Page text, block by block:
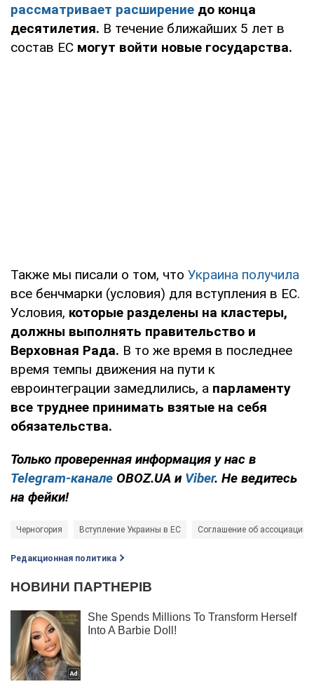
рассматривает расширение до конца
десятилетия. В течение ближайших 5 лет в
состав ЕС могут войти новые государства.
Также мы писали о том, что Украина получила
все бенчмарки (условия) для вступления в ЕС.
Условия, которые разделены на кластеры,
должны выполнять правительство и
Верховная Рада. В то же время в последнее
время темпы движения на пути к
евроинтеграции замедлились, а парламенту
все труднее принимать взятые на себя
обязательства.
Только проверенная информация у нас в
Telegram-канале OBOZ.UA и Viber. Не ведитесь
на фейки!
Черногория Вступление Украины в ЕС Соглашение об ассоциации
Редакционная политика